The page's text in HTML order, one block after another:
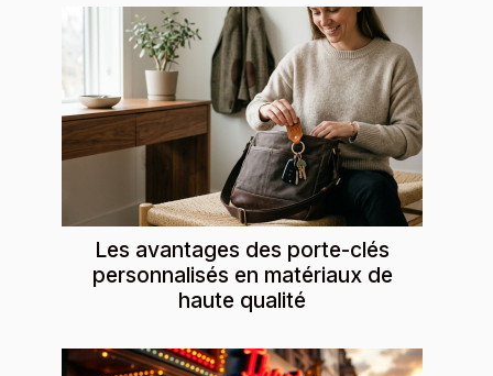
Les avantages des porte-clés
personnalisés en matériaux de
haute qualité